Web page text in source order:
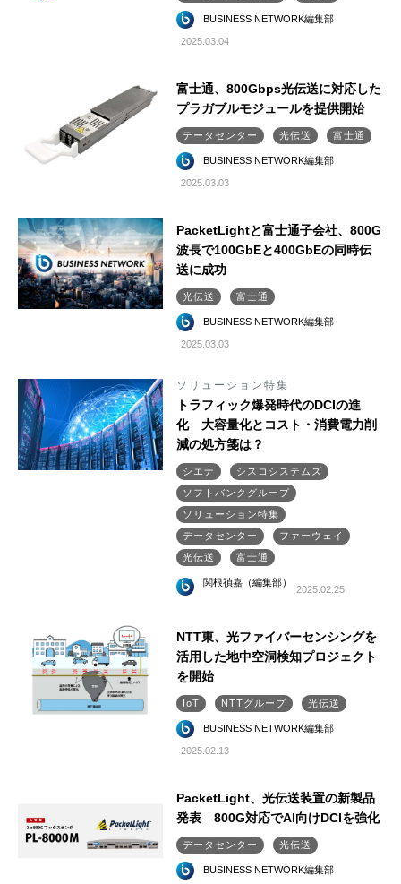
BUSINESS NETWORK編集部
2025.03.04
富士通、800Gbps光伝送に対応した
プラガブルモジュールを提供開始
データセンター 光伝送 富士通
BUSINESS NETWORK編集部
2025.03.03
PacketLightと富士通子会社、800G
波長で100GbEと400GbEの同時伝
送に成功
光伝送 富士通
BUSINESS NETWORK編集部
2025.03.03
ソリューション特集
トラフィック爆発時代のDCIの進
化 大容量化とコスト・消費電力削
減の処方箋は？
シエナ
シスコシステムズ
ソフトバンクグループ
ソリューション特集
データセンター
ファーウェイ
光伝送
富士通
関根禎嘉（編集部）
2025.02.25
NTT東、光ファイバーセンシングを
活用した地中空洞検知プロジェクト
を開始
IoT NTTグループ 光伝送
BUSINESS NETWORK編集部
2025.02.13
PacketLight、光伝送装置の新製品
発表 800G対応でAI向けDCIを強化
データセンター 光伝送
BUSINESS NETWORK編集部